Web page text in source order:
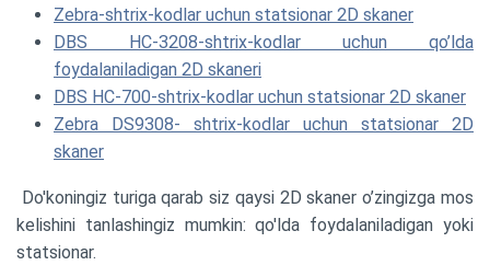
Zebra-shtrix-kodlar uchun statsionar 2D skaner
DBS HC-3208-shtrix-kodlar uchun qo’lda
foydalaniladigan 2D skaneri
DBS HC-700-shtrix-kodlar uchun statsionar 2D skaner
Zebra DS9308- shtrix-kodlar uchun statsionar 2D
skaner
Do'koningiz turiga qarab siz qaysi 2D skaner o’zingizga mos
kelishini tanlashingiz mumkin: qo'lda foydalaniladigan yoki
statsionar.